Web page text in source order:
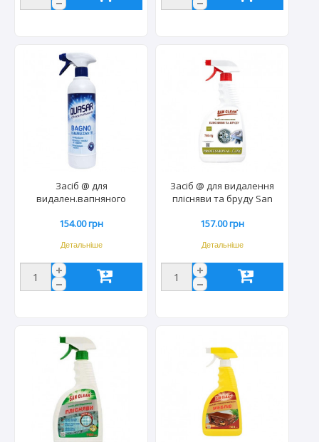
Засіб @ для
видален.вапняного
580 мл (12шт) 5655
154.00 грн
Детальніше
Засіб @ для видалення
плісняви та бруду San
750гр (10шт) 4211
157.00 грн
Детальніше